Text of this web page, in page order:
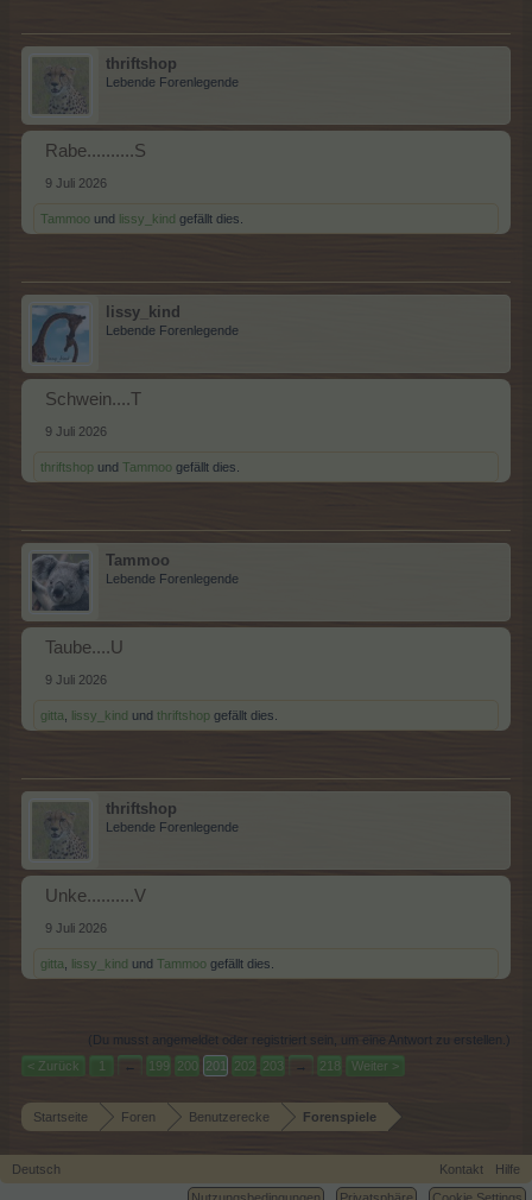
thriftshop
Lebende Forenlegende
Rabe..........S
9 Juli 2026
Tammoo und lissy_kind gefällt dies.
lissy_kind
Lebende Forenlegende
Schwein....T
9 Juli 2026
thriftshop und Tammoo gefällt dies.
Tammoo
Lebende Forenlegende
Taube....U
9 Juli 2026
gitta lissy_kind und thriftshop gefällt dies.
thriftshop
Lebende Forenlegende
Unke..........V
9 Juli 2026
gitta lissy_kind und Tammoo gefällt dies.
(Du musst angemeldet oder registriert sein, um eine Antwort zu erstellen.)
< Zurück
1 ← 199 200 201 202 203 → 218 Weiter >
Startseite Foren Benutzerecke Forenspiele
Deutsch Kontakt
Hilfe